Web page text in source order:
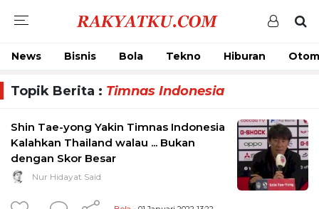
News Bisnis Bola Tekno Hiburan
Topik Berita : Timnas Indonesia
Shin Tae-yong Yakin Timnas Indonesia
Kalahkan Thailand walau ... Bukan
dengan Skor Besar
Nur Hidayat Said